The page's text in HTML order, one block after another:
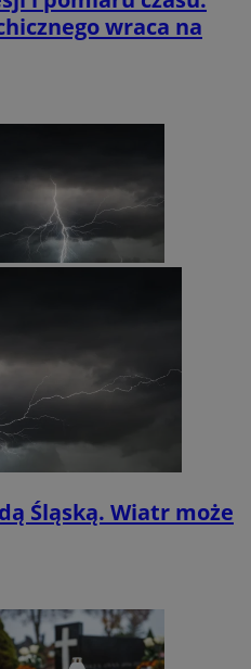
wraca na
Śląską. Wiatr może